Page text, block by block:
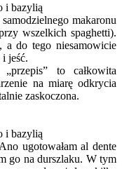
i bazylią
makaronu
wszelkich spaghetti).
a do tego niesamowicie
jeść.
to całkowita
na miarę odkrycia
zaskoczona.
i bazylią
ugotowałam al dente
go na durszlaku. W tym